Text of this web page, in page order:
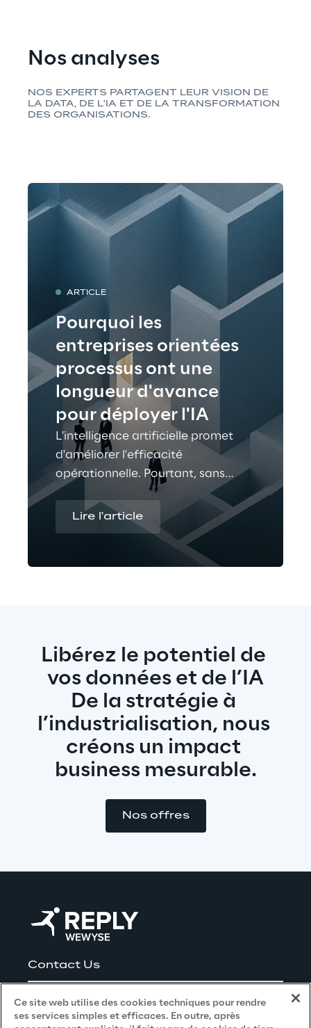
Nos analyses
NOS EXPERTS PARTAGENT LEUR VISION DE
LA DATA, DE L'IA ET DE LA TRANSFORMATION
DES ORGANISATIONS.
ARTICLE
Pourquoi les
entreprises orientées
processus ont une
longueur d'avance
pour déployer l'IA
L'intelligence artificielle promet
d'améliorer l'efficacité
opérationnelle. Pourtant, sans
processus maîtrisés, la plupart des
projets peinent à passer à l'échelle.
Lire l'article
Libérez le potentiel de
vos données et de l’IA
De la stratégie à
l’industrialisation, nous
créons un impact
business mesurable.
Nos offres
Contact Us
Careers
Ce site web utilise des cookies techniques pour rendre
ses services simples et efficaces. En outre, après